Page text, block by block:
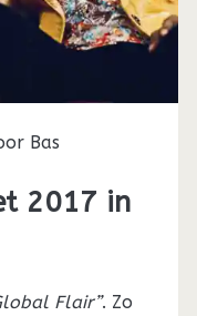
Bas
2017 in
Flair”. Zo